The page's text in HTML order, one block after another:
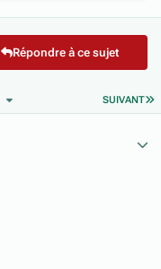
Répondre à ce sujet
SUIVANT